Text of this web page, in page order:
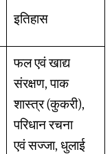
इतिहास
फल एवं खाद्य
संरक्षण, पाक
शास्त्र (कुकरी),
परिधान रचना
एवं सज्जा, धुलाई